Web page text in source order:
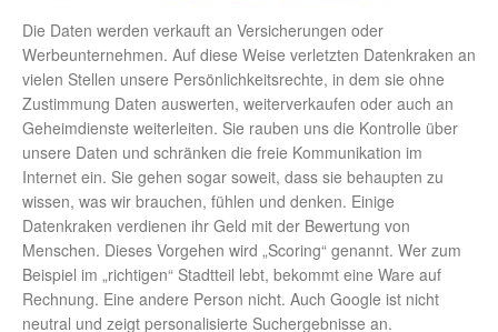
Die Daten werden verkauft an Versicherungen oder
Werbeunternehmen. Auf diese Weise verletzten Datenkraken an
vielen Stellen unsere Persönlichkeitsrechte, in dem sie ohne
Zustimmung Daten auswerten, weiterverkaufen oder auch an
Geheimdienste weiterleiten. Sie rauben uns die Kontrolle über
unsere Daten und schränken die freie Kommunikation im
Internet ein. Sie gehen sogar soweit, dass sie behaupten zu
wissen, was wir brauchen, fühlen und denken. Einige
Datenkraken verdienen ihr Geld mit der Bewertung von
Menschen. Dieses Vorgehen wird „Scoring“ genannt. Wer zum
Beispiel im „richtigen“ Stadtteil lebt, bekommt eine Ware auf
Rechnung. Eine andere Person nicht. Auch Google ist nicht
neutral und zeigt personalisierte Suchergebnisse an.